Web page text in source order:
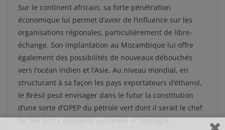
Sur le continent africain, sa forte pénétration
économique lui permet d’avoir de l’influence sur les
organisations régionales, particulièrement de libre-
échange. Son implantation au Mozambique lui offre
également des possibilités de nouveaux débouchés
vers l’océan indien et l’Asie. Au niveau mondial, en
structurant à sa façon les pays exportateurs d’éthanol,
le Brésil peut envisager dans le futur la constitution
d’une sorte d’OPEP du pétrole vert dont il serait le chef
de file. Entre solidarité culturelle et stratégie